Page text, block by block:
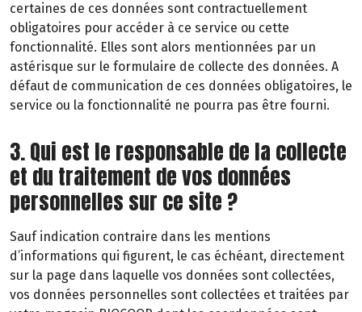
certaines de ces données sont contractuellement
obligatoires pour accéder à ce service ou cette
fonctionnalité. Elles sont alors mentionnées par un
astérisque sur le formulaire de collecte des données. A
défaut de communication de ces données obligatoires, le
service ou la fonctionnalité ne pourra pas être fourni.
3. Qui est le responsable de la collecte
et du traitement de vos données
personnelles sur ce site ?
Sauf indication contraire dans les mentions
d’informations qui figurent, le cas échéant, directement
sur la page dans laquelle vos données sont collectées,
vos données personnelles sont collectées et traitées par